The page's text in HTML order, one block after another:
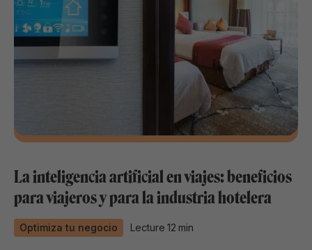
La inteligencia artificial en viajes: beneficios
para viajeros y para la industria hotelera
Optimiza tu negocio Lecture 12 min